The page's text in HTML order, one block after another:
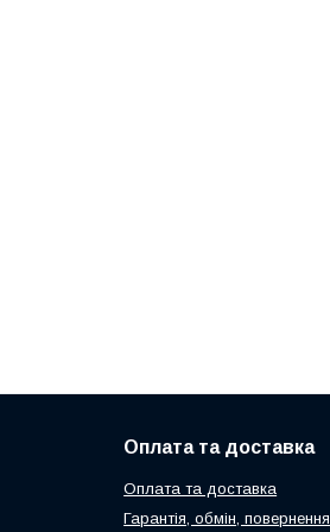
Оплата та доставка
Оплата та доставка
Гарантія, обмін, повернення